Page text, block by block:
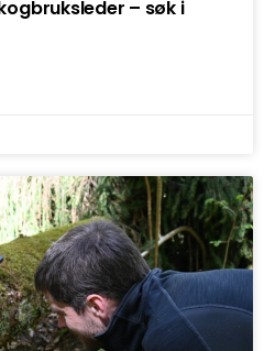
– søk i